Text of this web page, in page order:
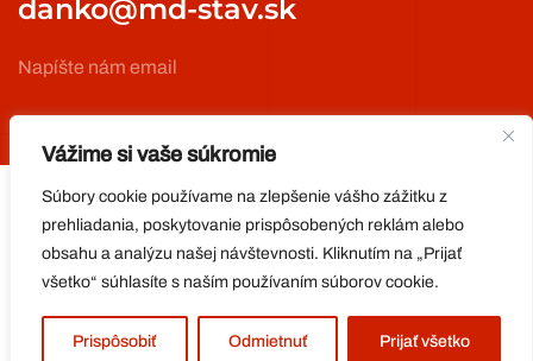
Vážime si vaše súkromie
Súbory cookie používame na zlepšenie vášho zážitku z
prehliadania, poskytovanie prispôsobených reklám alebo
obsahu a analýzu našej návštevnosti. Kliknutím na „Prijať
všetko“ súhlasíte s naším používaním súborov cookie.
Prispôsobiť Odmietnuť Prijať všetko
danko@md-stav.sk
Napíšte nám email
Copyright © 2024 Stav MD s.r.o. Všetky práva vyhradené.
Realizácia:COMTECH .